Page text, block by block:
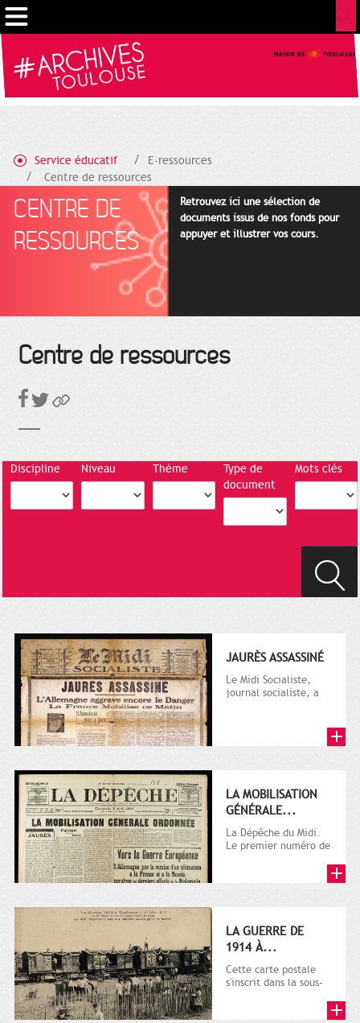
Service éducatif
E-ressources
Centre de ressources
CENTRE DE
RESSOURCES
Retrouvez ici une sélection de
documents issus de nos fonds pour
appuyer et illustrer vos cours.
Centre de ressources
Discipline Niveau Thème
Type de
document
Mots clés
JAURÈS ASSASSINÉ
Le Midi Socialiste,
journal socialiste, a
LA MOBILISATION
GÉNÉRALE...
La Dépêche du Midi.
Le premier numéro de
octobre...
LA GUERRE DE
1914 À...
Cette carte postale
s'inscrit dans la sous-
plusieurs milliers de...
Cookies management panel